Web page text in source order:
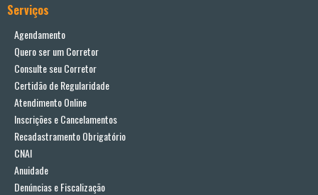
Serviços
Agendamento
Quero ser um Corretor
Consulte seu Corretor
Certidão de Regularidade
Atendimento Online
Inscrições e Cancelamentos
Recadastramento Obrigatório
CNAI
Anuidade
Denúncias e Fiscalização